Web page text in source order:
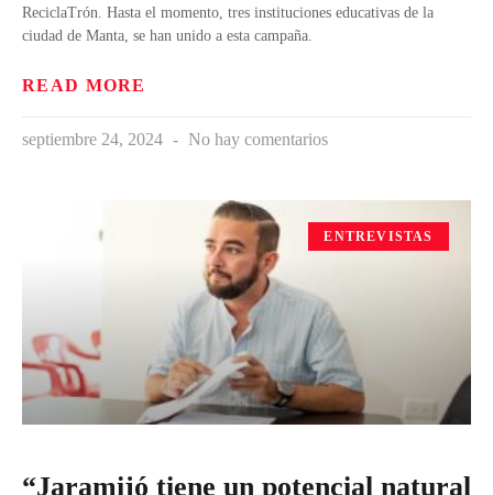
ReciclaTrón. Hasta el momento, tres instituciones educativas de la
ciudad de Manta, se han unido a esta campaña.
READ MORE
septiembre 24, 2024 No hay comentarios
ENTREVISTAS
“Jaramijó tiene un potencial natural